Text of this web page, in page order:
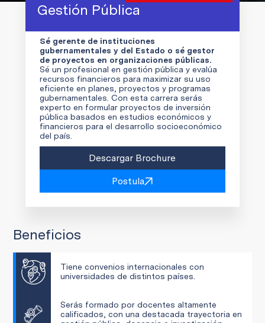
Gestión Pública
Sé gerente de instituciones
gubernamentales y del Estado o sé gestor
de proyectos en organizaciones públicas.
Sé un profesional en gestión pública y evalúa
recursos financieros para maximizar su uso
eficiente en planes, proyectos y programas
gubernamentales. Con esta carrera serás
experto en formular proyectos de inversión
pública basados en estudios económicos y
financieros para el desarrollo socioeconómico
del país.
Descargar Brochure
Postula
Beneficios
Tiene convenios internacionales con
universidades de distintos países.
Serás formado por docentes altamente
calificados, con una destacada trayectoria en